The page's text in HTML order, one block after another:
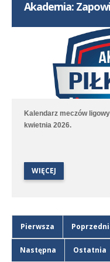
Akademia:
Kalendarz meczów
kwietnia 2026.
WIĘCEJ
Pierwsza
Następna Ostatnia